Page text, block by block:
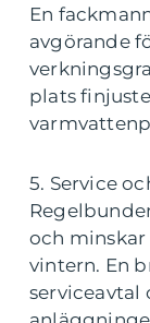
En
avgörande
plats
5. Service
och
vintern. En
serviceavtal